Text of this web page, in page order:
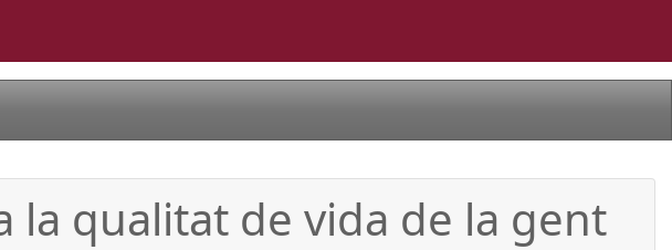
la qualitat de vida de la gent